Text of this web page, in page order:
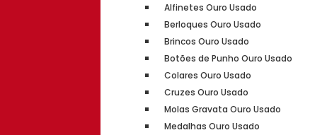
Alfinetes Ouro Usado
Berloques Ouro Usado
Brincos Ouro Usado
Botões de Punho Ouro Usado
Colares Ouro Usado
Cruzes Ouro Usado
Molas Gravata Ouro Usado
Medalhas Ouro Usado